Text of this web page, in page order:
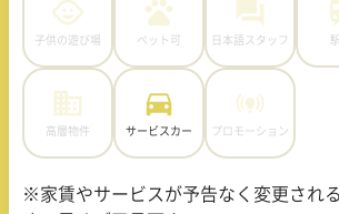
子供の遊び場 ペット可 日本語スタッフ
高層物件 サービスカー プロモーション
※家賃やサービスが予告なく変更され